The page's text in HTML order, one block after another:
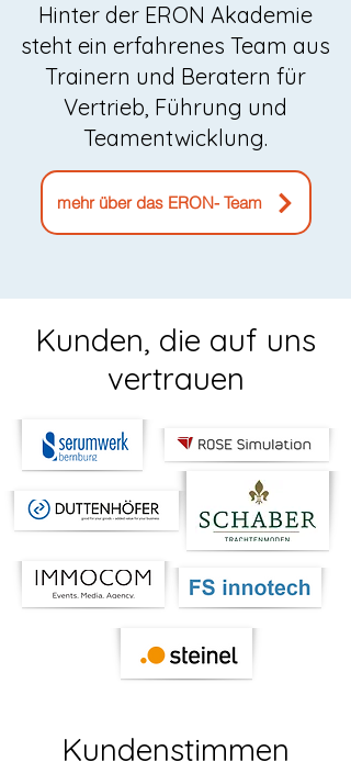
Hinter der ERON Akademie
steht ein erfahrenes Team aus
Trainern und Beratern für
Vertrieb, Führung und
Teamentwicklung.
mehr über das ERON- Team
Kunden, die auf uns
vertrauen
Kundenstimmen